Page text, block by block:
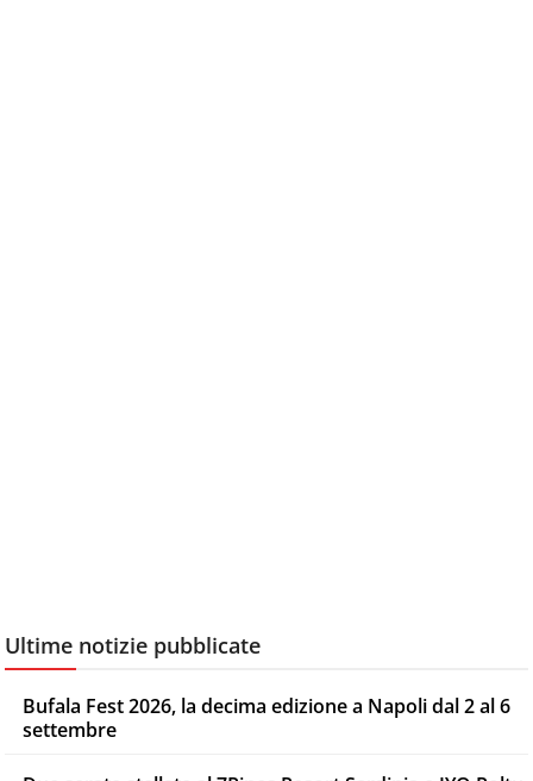
Ultime notizie pubblicate
Bufala Fest 2026, la decima edizione a Napoli dal 2 al 6
settembre